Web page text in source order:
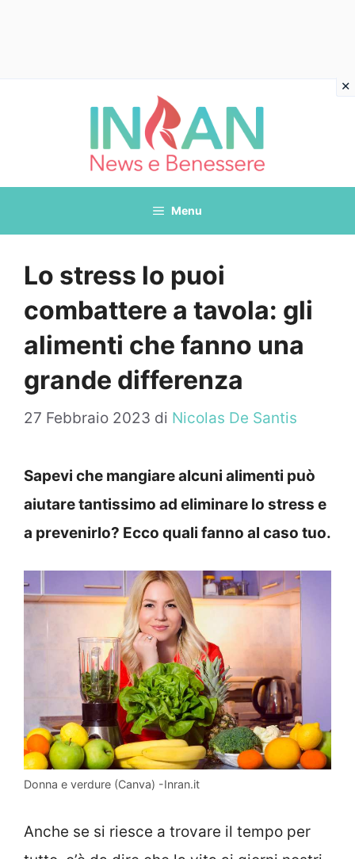
Menu
Lo stress lo puoi
combattere a tavola: gli
alimenti che fanno una
grande differenza
27 Febbraio 2023 di Nicolas De Santis
Sapevi che mangiare alcuni alimenti può
aiutare tantissimo ad eliminare lo stress e
a prevenirlo? Ecco quali fanno al caso tuo.
Donna e verdure (Canva) -Inran.it
Anche se si riesce a trovare il tempo per